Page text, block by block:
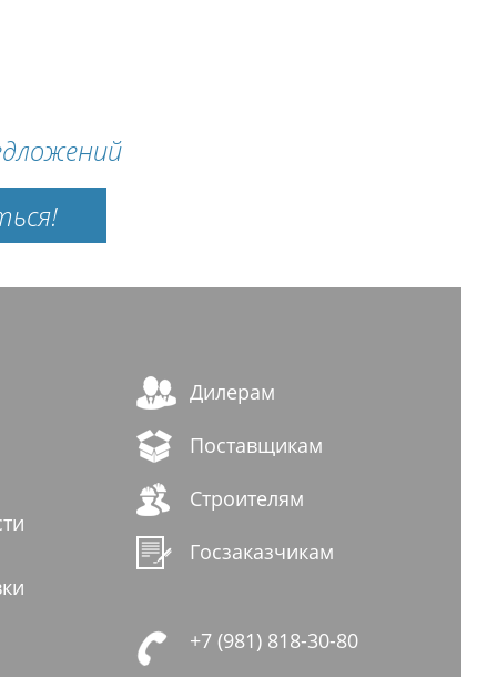
Дилерам
Поставщикам
Строителям
Госзаказчикам
+7 (981) 818-30-80